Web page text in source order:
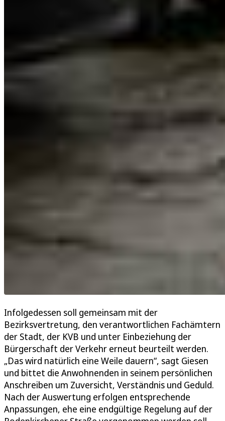
Infolgedessen soll gemeinsam mit der
Bezirksvertretung, den verantwortlichen Fachämtern
der Stadt, der KVB und unter Einbeziehung der
Bürgerschaft der Verkehr erneut beurteilt werden.
„Das wird natürlich eine Weile dauern“, sagt Giesen
und bittet die Anwohnenden in seinem persönlichen
Anschreiben um Zuversicht, Verständnis und Geduld.
Nach der Auswertung erfolgen entsprechende
Anpassungen, ehe eine endgültige Regelung auf der